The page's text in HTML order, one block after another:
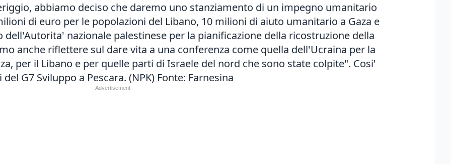
abbiamo deciso che daremo uno stanziamento di un impegno umanitario
di euro per le popolazioni del Libano, 10 milioni di aiuto umanitario a Gaza e
nazionale palestinese per la pianificazione della ricostruzione della
anche riflettere sul dare vita a una conferenza come quella dell'Ucraina per la
per il Libano e per quelle parti di Israele del nord che sono state colpite". Cosi'
G7 Sviluppo a Pescara. (NPK) Fonte: Farnesina